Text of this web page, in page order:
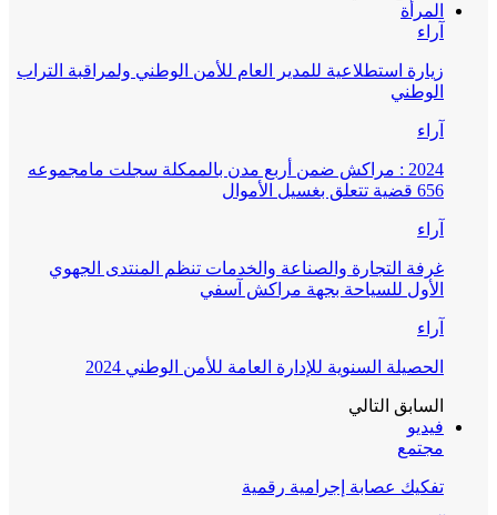
المرأة
آراء
زيارة استطلاعية للمدير العام للأمن الوطني ولمراقبة التراب
الوطني
آراء
2024 : مراكش ضمن أربع مدن بالممكلة سجلت مامجموعه
656 قضية تتعلق بغسيل الأموال
آراء
غرفة التجارة والصناعة والخدمات تنظم المنتدى الجهوي
الأول للسياحة بجهة مراكش آسفي
آراء
الحصيلة السنوية للإدارة العامة للأمن الوطني 2024
السابق التالي
فيديو
مجتمع
تفكيك عصابة إجرامية رقمية